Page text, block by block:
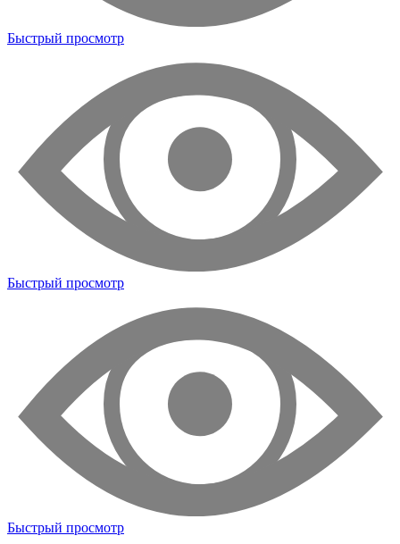
Быстрый просмотр
Быстрый просмотр
Быстрый просмотр